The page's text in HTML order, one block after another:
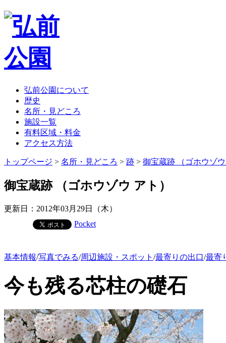
弘前公園について
歴史
名所・見どころ
施設一覧
有料区域・料金
アクセス方法
トップページ > 名所・見どころ > 跡 > 御宝蔵跡 （ゴホウゾ
御宝蔵跡 （ゴホウゾウ アト）
更新日：2012年03月29日（木）
Pocket
基本情報/写真でみる/周辺施設・スポット /最寄りの出口/最寄
今も残る芯柱の礎石